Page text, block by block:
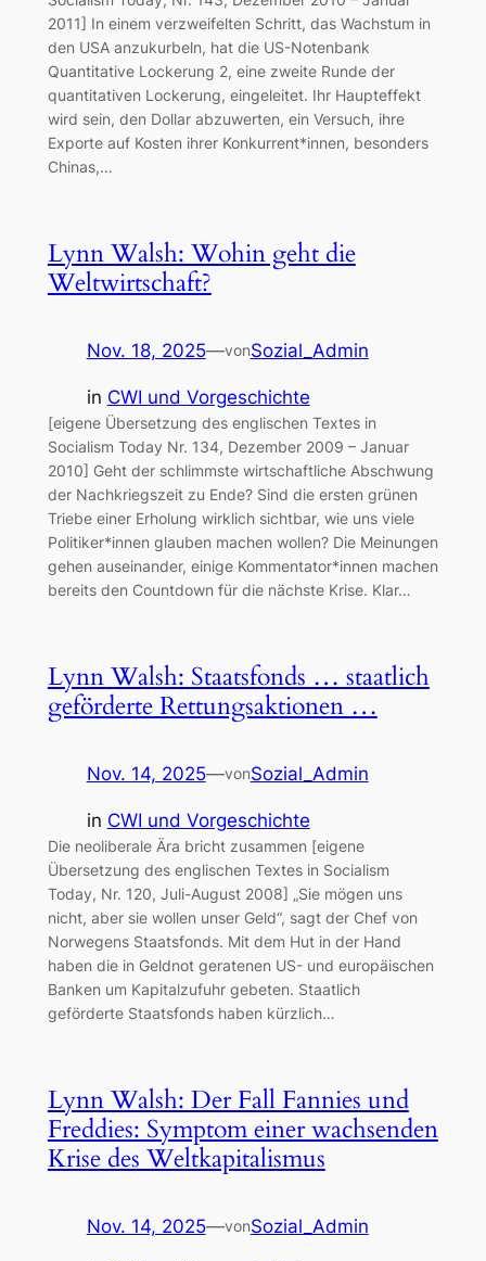
2011] In einem verzweifelten Schritt, das Wachstum in
den USA anzukurbeln, hat die US-Notenbank
Quantitative Lockerung 2, eine zweite Runde der
quantitativen Lockerung, eingeleitet. Ihr Haupteffekt
wird sein, den Dollar abzuwerten, ein Versuch, ihre
Exporte auf Kosten ihrer Konkurrent*innen, besonders
Chinas,…
Lynn Walsh: Wohin geht die
Weltwirtschaft?
Nov. 18, 2025—vonSozial_Admin
in CWI und Vorgeschichte
[eigene Übersetzung des englischen Textes in
Socialism Today Nr. 134, Dezember 2009 – Januar
2010] Geht der schlimmste wirtschaftliche Abschwung
der Nachkriegszeit zu Ende? Sind die ersten grünen
Triebe einer Erholung wirklich sichtbar, wie uns viele
Politiker*innen glauben machen wollen? Die Meinungen
gehen auseinander, einige Kommentator*innen machen
bereits den Countdown für die nächste Krise. Klar…
Lynn Walsh: Staatsfonds … staatlich
geförderte Rettungsaktionen …
Nov. 14, 2025—vonSozial_Admin
in CWI und Vorgeschichte
Die neoliberale Ära bricht zusammen [eigene
Übersetzung des englischen Textes in Socialism
Today, Nr. 120, Juli-August 2008] „Sie mögen uns
nicht, aber sie wollen unser Geld“, sagt der Chef von
Norwegens Staatsfonds. Mit dem Hut in der Hand
haben die in Geldnot geratenen US- und europäischen
Banken um Kapitalzufuhr gebeten. Staatlich
geförderte Staatsfonds haben kürzlich…
Lynn Walsh: Der Fall Fannies und
Freddies: Symptom einer wachsenden
Krise des Weltkapitalismus
Nov. 14, 2025—vonSozial_Admin